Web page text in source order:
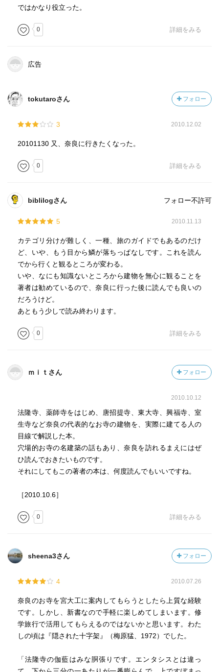
ではかなり役立った。
0 詳細をみる
広告
tokutaroさん フォロー
3 2010.12.02
20101130 又、奈良に行きたくなった。
0 詳細をみる
biblilogさん フォロー不許可
5 2010.11.13
カテゴリ分けが難しく、一種、旅のガイドでもあるのだけ
ど、いや、もう目から鱗が落ちっぱなしです。これを読ん
でから行くと観るところが変わる。
いや、なにも知識ないところから建物を無心に観ることを
著者は勧めているので、奈良に行った後に読んでも良いの
だろうけど。
あともう少しで読み終わります。
0 詳細をみる
ｍｉｔさん フォロー
2010.10.12
法隆寺、薬師寺をはじめ、唐招提寺、東大寺、興福寺、室
生寺など奈良の代表的なお寺の建物を、実際に建てる人の
目線で解説した本。
穴場的お寺の名建築の話もあり、奈良を訪れるまえにはぜ
ひ読んでおきたいものです。
それにしてもこの著者の本は、何度読んでもいいですね。
［2010.10.6］
0 詳細をみる
sheena3さん フォロー
4 2010.07.26
奈良のお寺を宮大工に案内してもらうとしたら上質な経験
です。しかし、新書なので手軽に楽しめてしまいます。修
学旅行で活用してもらえるのではないかと思います。わた
しの頃は『隠された十字架』（梅原猛、1972）でした。
「法隆寺の伽藍はみな胴張りです。エンタシスとは違っ